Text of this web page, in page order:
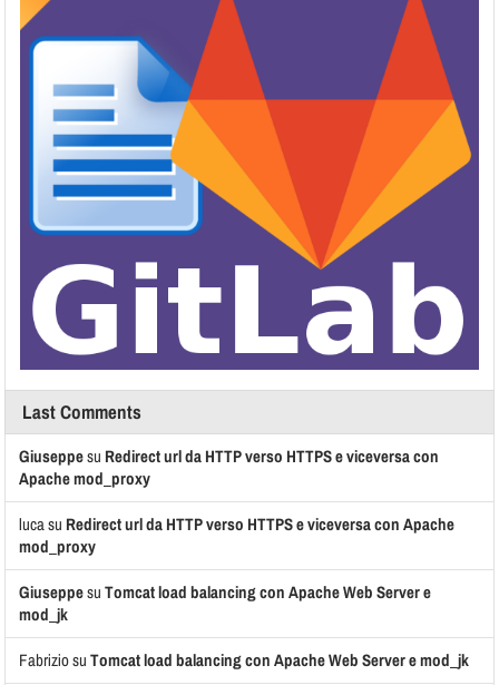
Last Comments
Giuseppesu Redirect url da HTTP verso HTTPS e viceversa con
Apache mod_proxy
luca su Redirect url da HTTP verso HTTPS e viceversa con Apache
mod_proxy
GiuseppesuTomcat load balancing con Apache Web Server e
mod_jk
FabriziosuTomcat load balancing con Apache Web Server e mod_jk